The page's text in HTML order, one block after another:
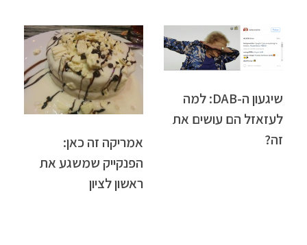
שיגעון ה-DAB: למה
לעזאזל הם עושים את
זה?
אמריקה זה כאן:
הפנקייק שמשגע את
ראשון לציון